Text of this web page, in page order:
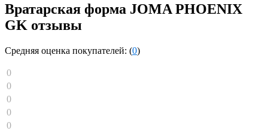
Вратарская форма JOMA PHOENIX
GK отзывы
Средняя оценка покупателей: (0)
0
0
0
0
0